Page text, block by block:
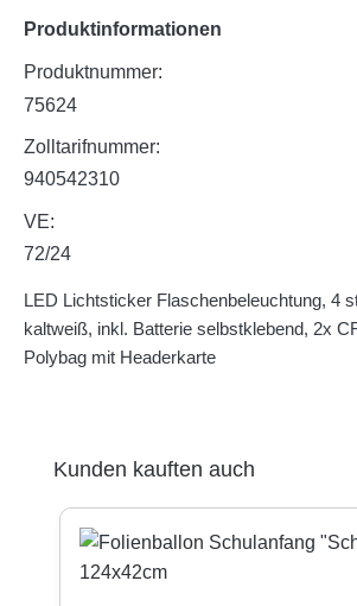
Produktinformationen
Produktnummer:
75624
Zolltarifnummer:
940542310
VE:
72/24
LED Lichtsticker Flaschenbeleuchtung, 4
kaltweiß, inkl. Batterie selbstklebend, 2x
Polybag mit Headerkarte
Produktgalerie überspringen
Kunden kauften auch